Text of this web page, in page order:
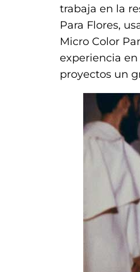
trabaja en la
Para Flores,
Micro Color
experiencia
proyectos un